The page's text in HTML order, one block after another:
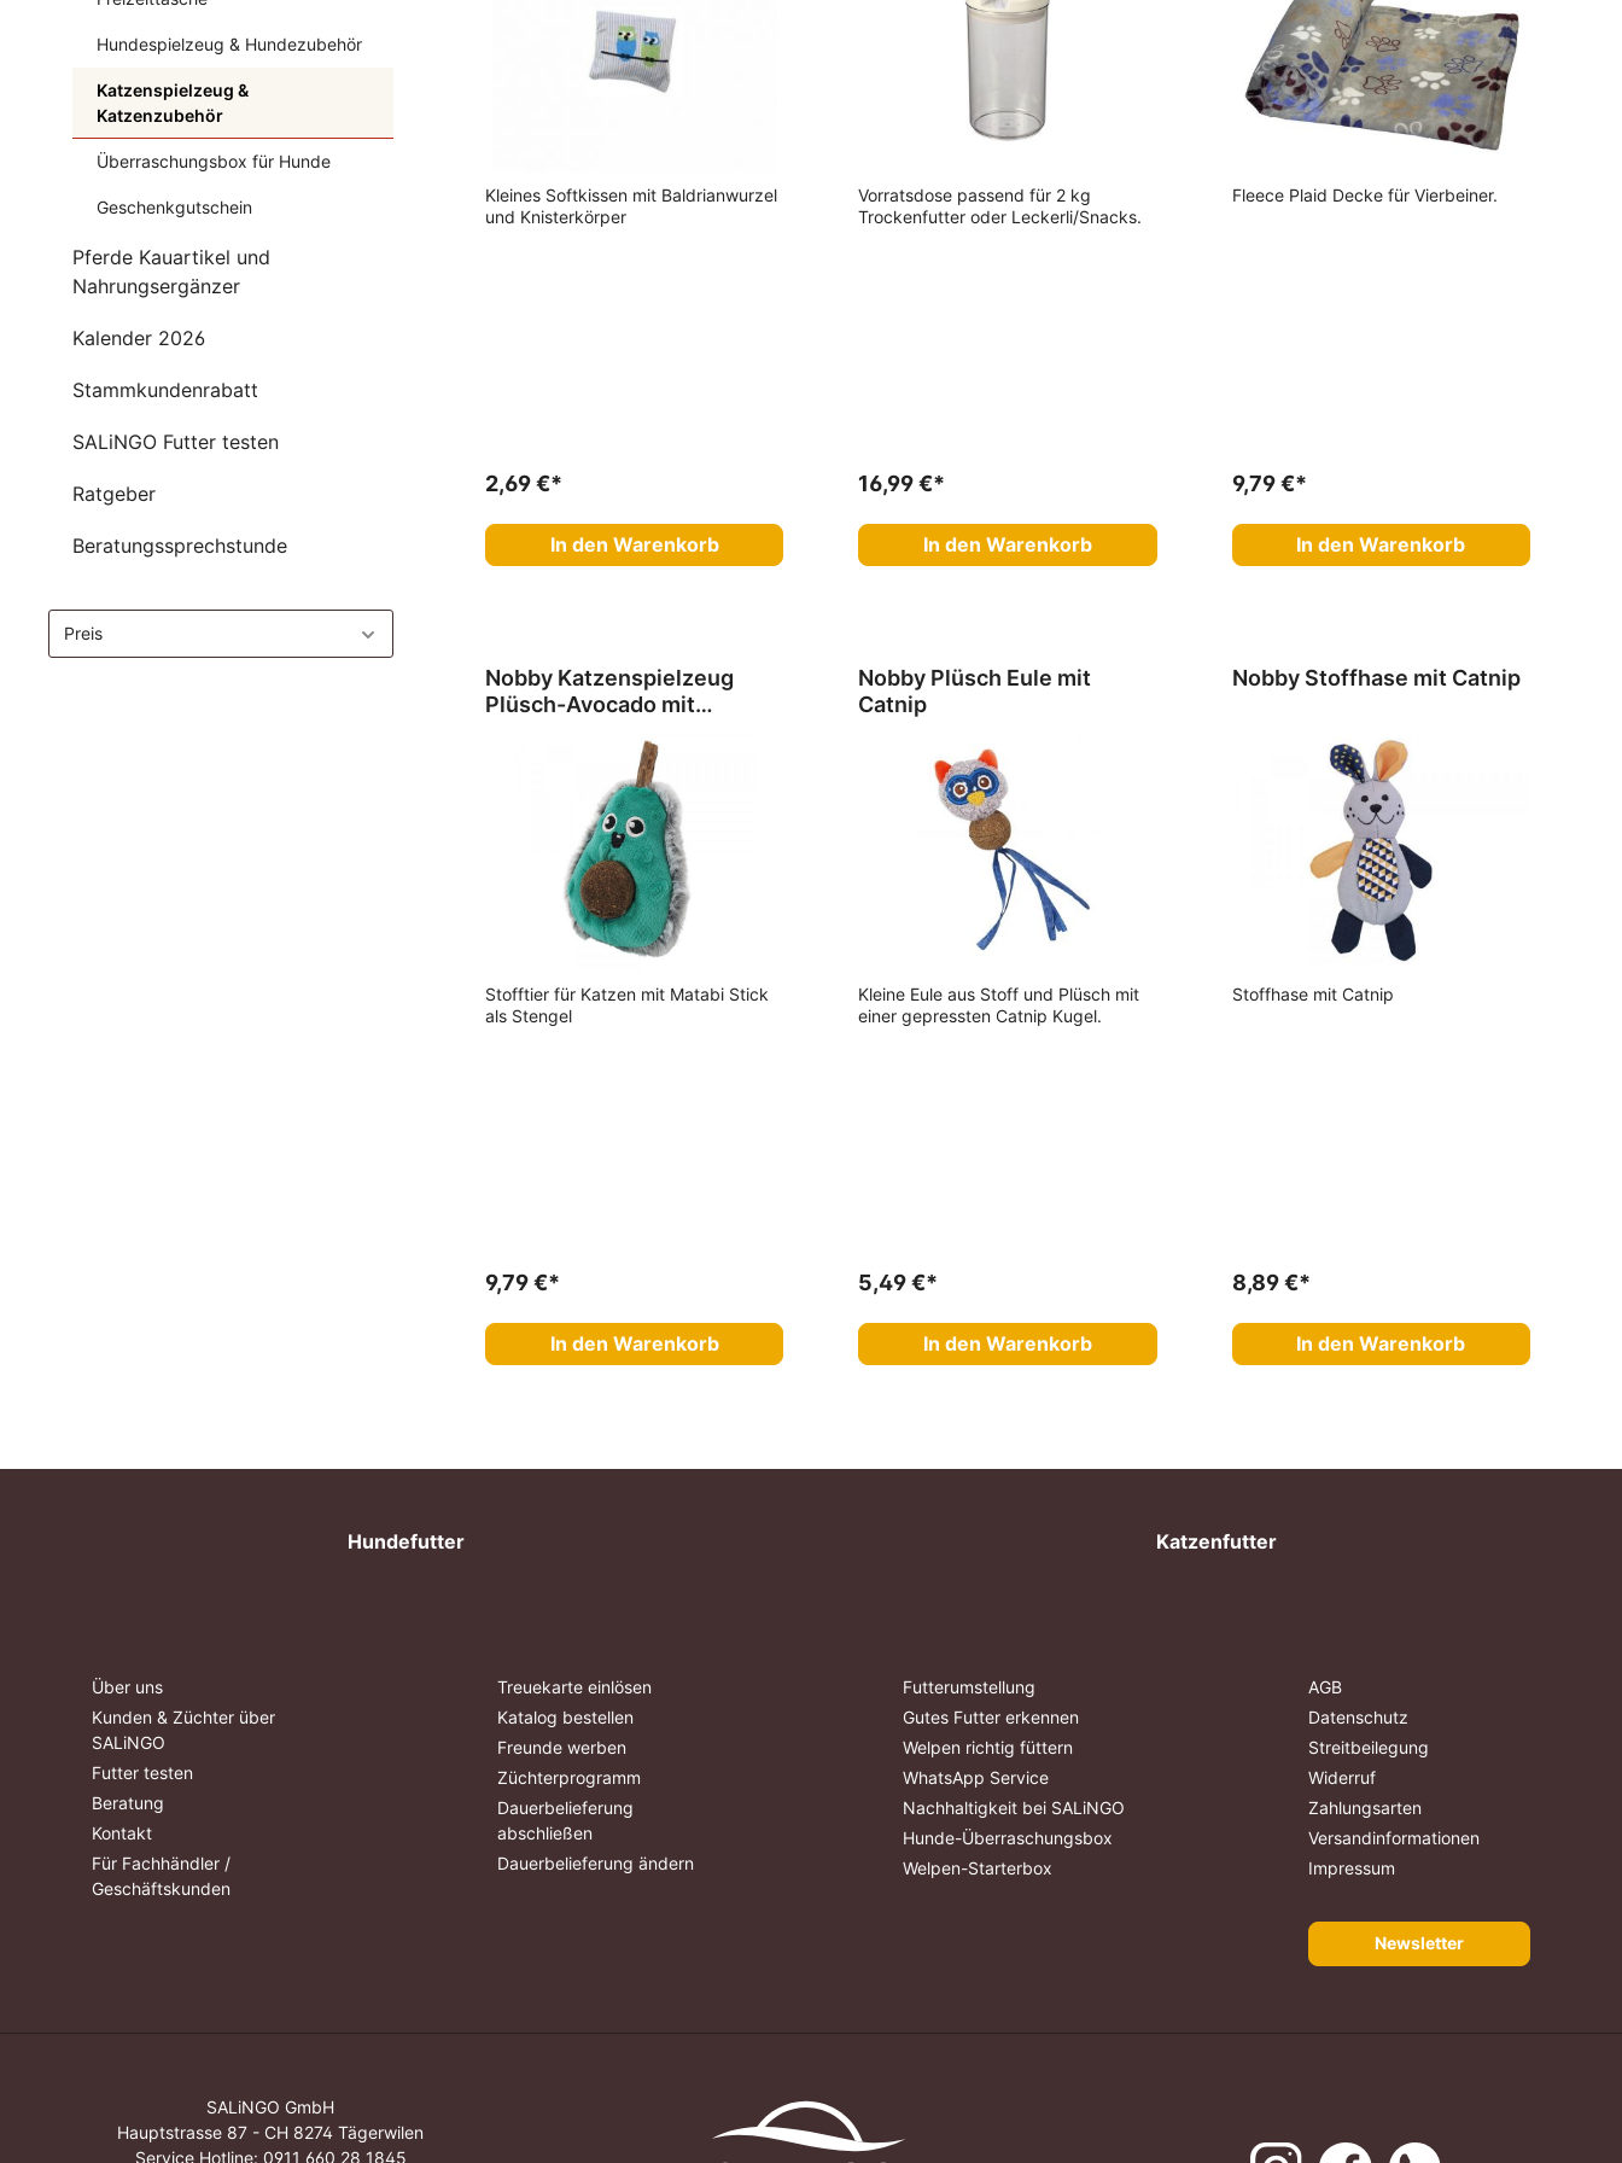
Monoprotein
Preiswertes Hundefutter
Hundespielzeug & Hundezubehör
Katzenspielzeug &
Katzenzubehör
Überraschungsbox für Hunde
Geschenkgutschein
Pferde Kauartikel und
Nahrungsergänzer
Kalender 2026
Stammkundenrabatt
SALiNGO Futter testen
Ratgeber
Beratungssprechstunde
Preis
Kleines Softkissen mit Baldrianwurzel
und Knisterkörper
2,69 €*
In den Warenkorb
Vorratsdose passend für 2 kg
Trockenfutter oder Leckerli/Snacks.
16,99 €*
In den Warenkorb
Fleece Plaid Decke für Vierbeiner.
9,79 €*
In den Warenkorb
Nobby Katzenspielzeug
Plüsch-Avocado mit
Stofftier für Katzen mit Matabi Stick
als Stengel
9,79 €*
In den Warenkorb
Nobby Plüsch Eule mit
Catnip
Kleine Eule aus Stoff und Plüsch mit
einer gepressten Catnip Kugel.
5,49 €*
In den Warenkorb
Nobby Stoffhase mit Catnip
Stoffhase mit Catnip
8,89 €*
In den Warenkorb
Hundefutter Katzenfutter
Über uns
Kunden & Züchter über
SALiNGO
Futter testen
Beratung
Kontakt
Für Fachhändler /
Geschäftskunden
Treuekarte einlösen
Katalog bestellen
Freunde werben
Züchterprogramm
Dauerbelieferung
abschließen
Dauerbelieferung ändern
Futterumstellung
Gutes Futter erkennen
Welpen richtig füttern
WhatsApp Service
Nachhaltigkeit bei SALiNGO
Hunde-Überraschungsbox
Welpen-Starterbox
AGB
Datenschutz
Streitbeilegung
Widerruf
Zahlungsarten
Versandinformationen
Impressum
Newsletter
SALiNGO GmbH
Hauptstrasse 87 - CH 8274 Tägerwilen
Service Hotline: 0911 660 28 1845